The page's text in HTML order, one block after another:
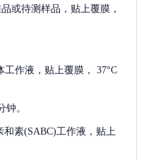
或待测样品，贴上覆膜，
工作液，贴上覆膜， 37°C
钟。
和素(SABC)工作液，贴上